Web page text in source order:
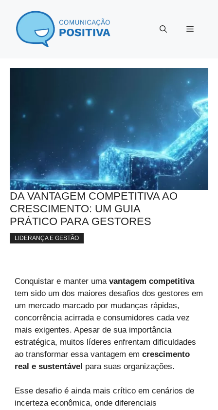
conteúdo
Menu
DA VANTAGEM COMPETITIVA AO
CRESCIMENTO: UM GUIA
PRÁTICO PARA GESTORES
LIDERANÇA E GESTÃO
Conquistar e manter uma vantagem competitiva
tem sido um dos maiores desafios dos gestores em
um mercado marcado por mudanças rápidas,
concorrência acirrada e consumidores cada vez
mais exigentes. Apesar de sua importância
estratégica, muitos líderes enfrentam dificuldades
ao transformar essa vantagem em crescimento
real e sustentável para suas organizações.
Esse desafio é ainda mais crítico em cenários de
incerteza econômica, onde diferenciais